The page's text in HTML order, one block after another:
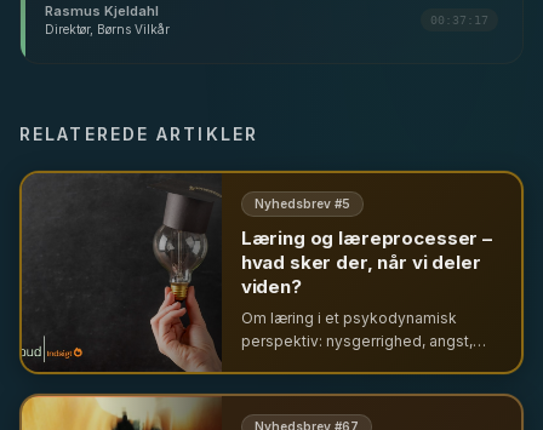
Rasmus Kjeldahl
Direktør, Børns Vilkår
00:37:17
RELATEREDE ARTIKLER
Nyhedsbrev #5
Læring og læreprocesser –
hvad sker der, når vi deler
viden?
Om læring i et psykodynamisk
perspektiv: nysgerrighed, angst,
læreprocesser i organisationer.
Nyhedsbrev #67